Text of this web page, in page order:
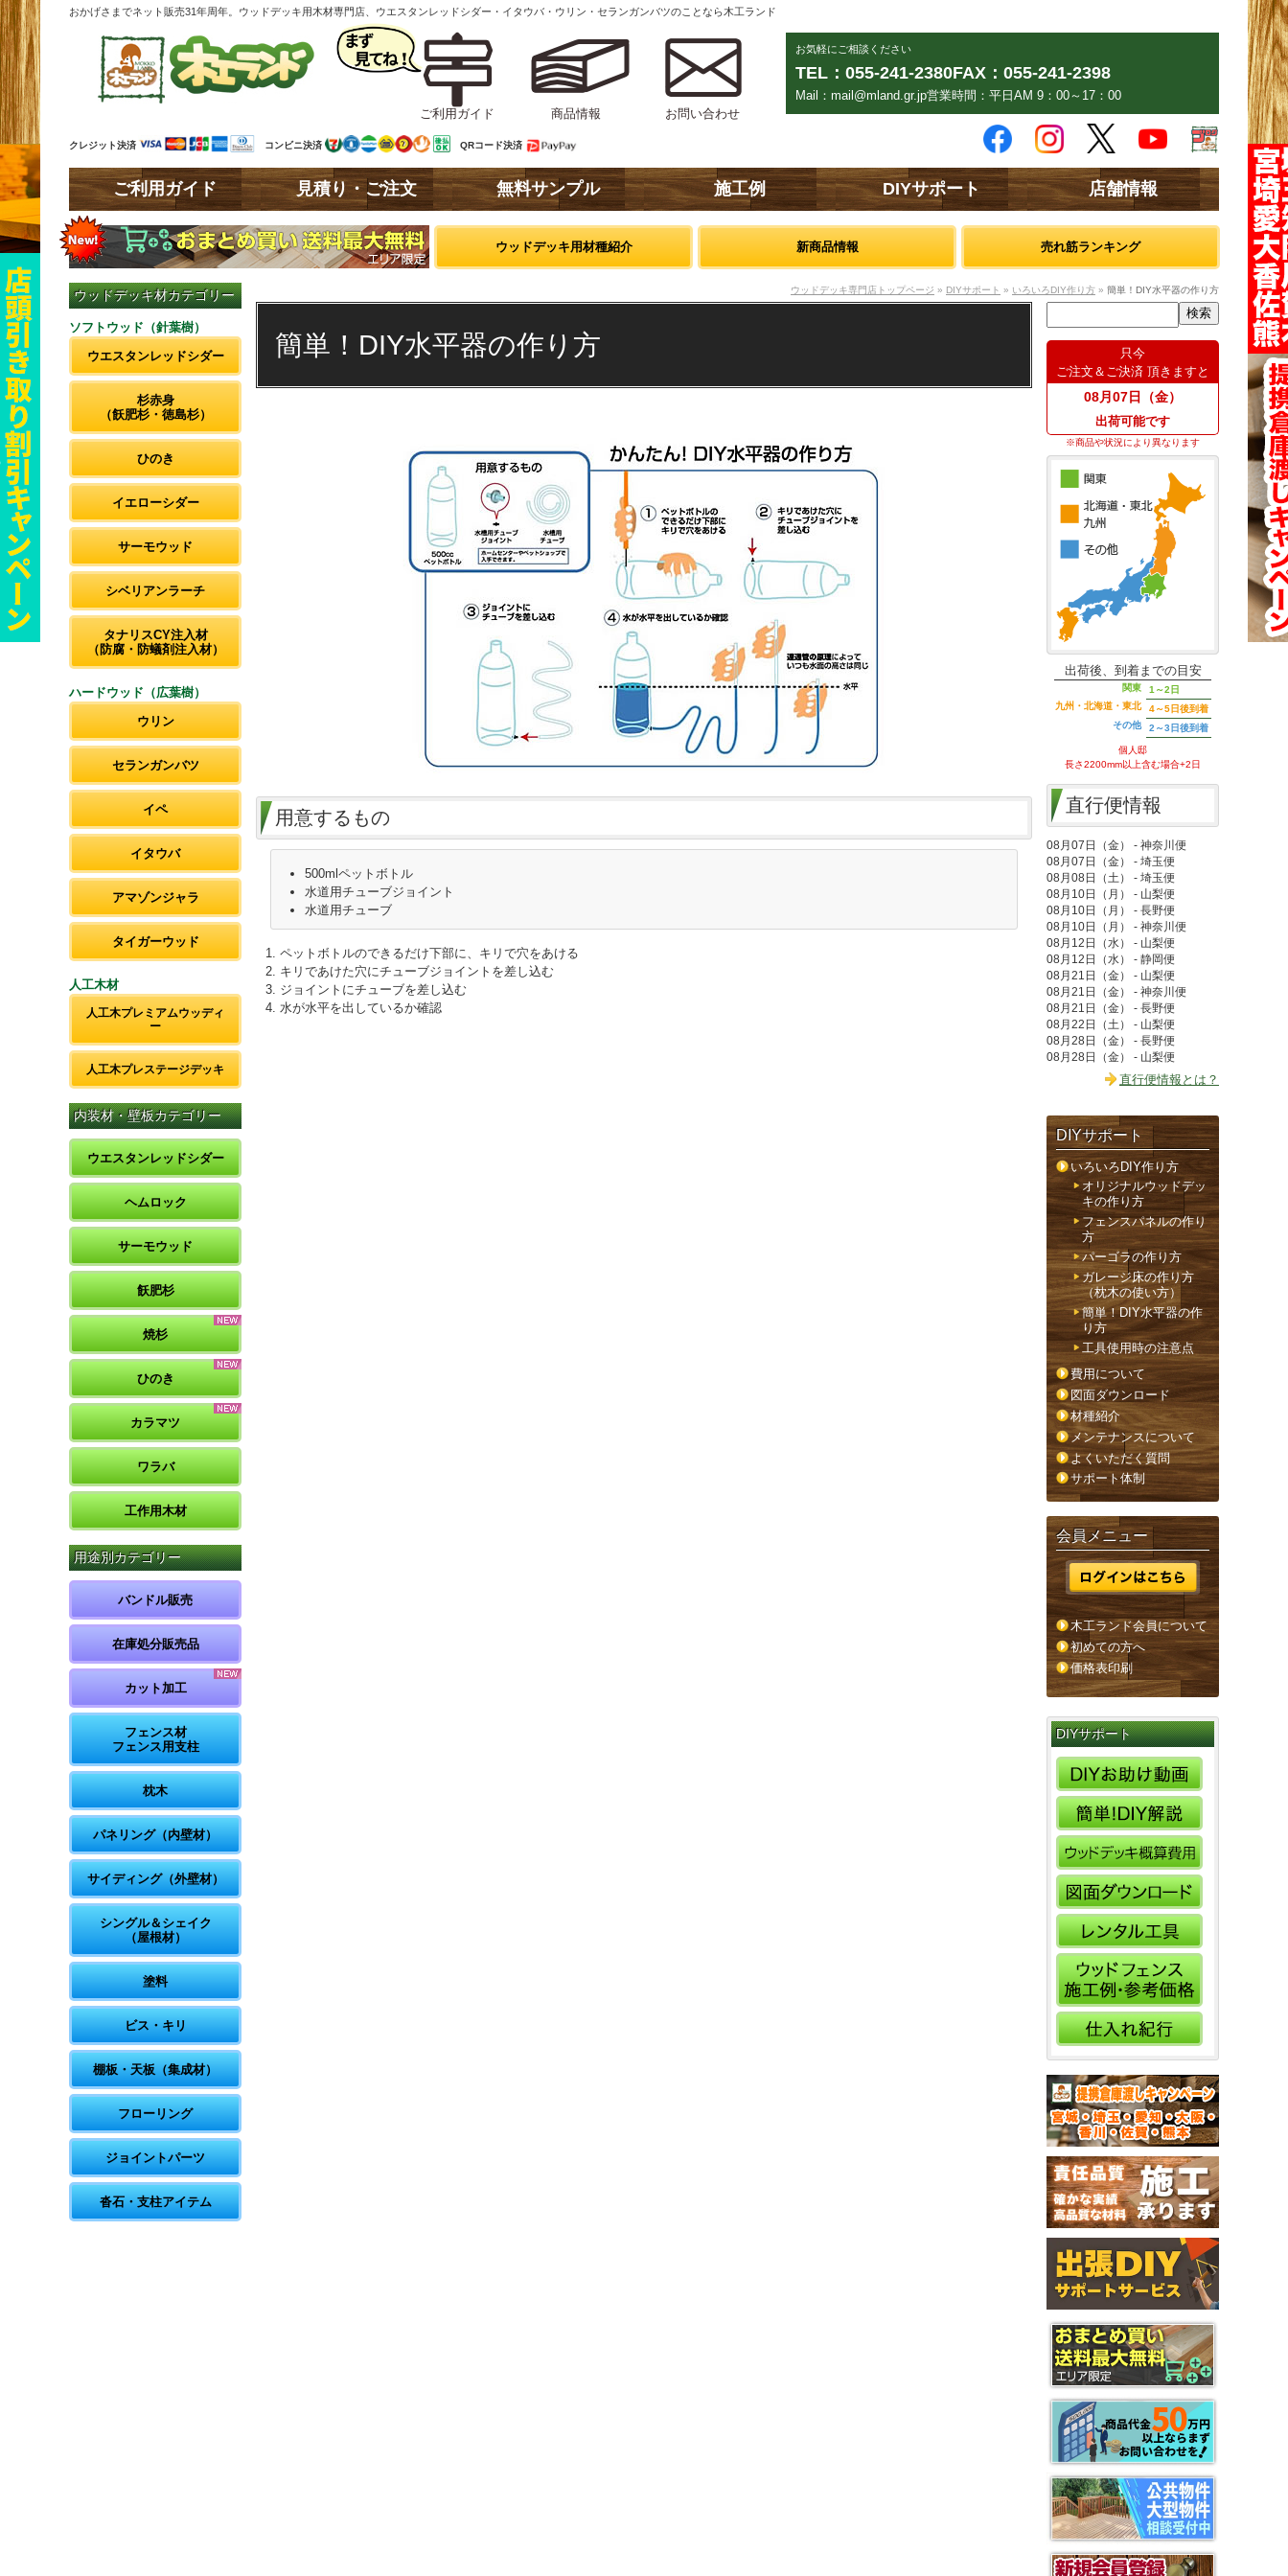
おかげさまでネット販売31年周年。ウッドデッキ用木材専門店、ウエスタンレッドシダー・イタウバ・ウリン・セランガンバツのことなら木工ランド
お気軽にご相談ください
TEL：055-241-2380FAX：055-241-2398
Mail：mail@mland.gr.jp営業時間：平日AM 9：00～17：00
ご利用ガイド
商品情報 お問い合わせ
クレジット決済 コンビニ決済 QRコード決済
ご利用ガイド 見積り・ご注文 無料サンプル 施工例 DIYサポート 店舗情報
ウッドデッキ用材種紹介 新商品情報 売れ筋ランキング
ウッドデッキ材カテゴリー
ソフトウッド（針葉樹）
ウエスタンレッドシダー
杉赤身
（飫肥杉・徳島杉）
ひのき
イエローシダー
サーモウッド
シベリアンラーチ
タナリスCY注入材
（防腐・防蟻剤注入材）
ハードウッド（広葉樹）
ウリン
セランガンバツ
イペ
イタウバ
アマゾンジャラ
タイガーウッド
人工木材
人工木プレミアムウッディ
ー
人工木プレステージデッキ
内装材・壁板カテゴリー
ウエスタンレッドシダー
ヘムロック
サーモウッド
飫肥杉
焼杉
ひのき
カラマツ
ワラバ
工作用木材
用途別カテゴリー
バンドル販売
在庫処分販売品
カット加工
フェンス材
フェンス用支柱
枕木
パネリング（内壁材）
サイディング（外壁材）
シングル＆シェイク
（屋根材）
塗料
ビス・キリ
棚板・天板（集成材）
フローリング
ジョイントパーツ
沓石・支柱アイテム
ウッドデッキ専門店トップページ » DIYサポート » いろいろDIY作り方 » 簡単！DIY水平器の作り方
簡単！DIY水平器の作り方
用意するもの
500mlペットボトル
水道用チューブジョイント
水道用チューブ
ペットボトルのできるだけ下部に、キリで穴をあける
キリであけた穴にチューブジョイントを差し込む
ジョイントにチューブを差し込む
水が水平を出しているか確認
只今
ご注文＆ご決済 頂きますと
08月07日（金）
出荷可能です
※商品や状況により異なります
出荷後、到着までの目安
関東
1～2日
九州・北海道・東北
4～5日後到着
その他
2～3日後到着
個人邸
長さ2200mm以上含む場合+2日
直行便情報
08月07日（金） - 神奈川便
08月07日（金） - 埼玉便
08月08日（土） - 埼玉便
08月10日（月） - 山梨便
08月10日（月） - 長野便
08月10日（月） - 神奈川便
08月12日（水） - 山梨便
08月12日（水） - 静岡便
08月21日（金） - 山梨便
08月21日（金） - 神奈川便
08月21日（金） - 長野便
08月22日（土） - 山梨便
08月28日（金） - 長野便
08月28日（金） - 山梨便
直行便情報とは？
DIYサポート
いろいろDIY作り方
オリジナルウッドデッ
キの作り方
フェンスパネルの作り
方
パーゴラの作り方
ガレージ床の作り方
（枕木の使い方）
簡単！DIY水平器の作
り方
工具使用時の注意点
費用について
図面ダウンロード
材種紹介
メンテナンスについて
よくいただく質問
サポート体制
会員メニュー
木工ランド会員について
初めての方へ
価格表印刷
DIYサポート